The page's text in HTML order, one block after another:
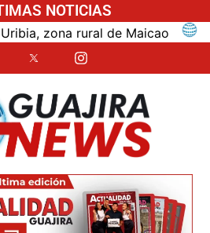
NOTICIAS
rural de Maicao